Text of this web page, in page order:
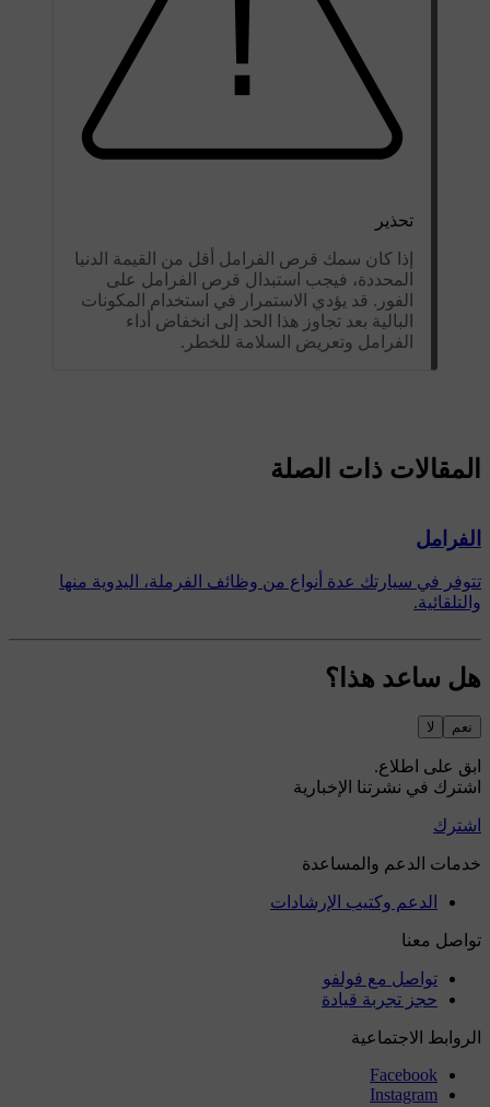
تحذير
إذا كان سمك قرص الفرامل أقل من القيمة الدنيا
المحددة، فيجب استبدال قرص الفرامل على
الفور. قد يؤدي الاستمرار في استخدام المكونات
البالية بعد تجاوز هذا الحد إلى انخفاض أداء
الفرامل وتعريض السلامة للخطر.
المقالات ذات الصلة
الفرامل
تتوفر في سيارتك عدة أنواع من وظائف الفرملة، اليدوية منها
والتلقائية.
هل ساعد هذا؟
نعم لا